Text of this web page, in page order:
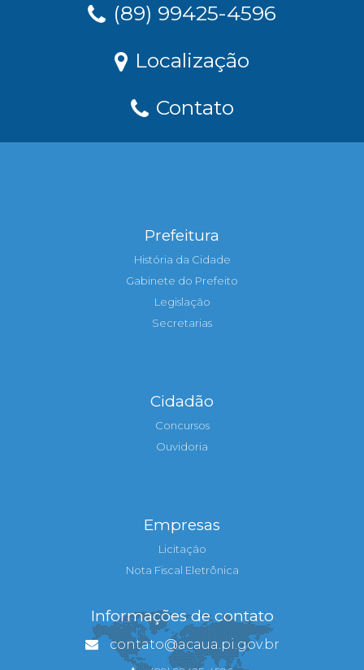
(89) 99425-4596
Localização
Contato
Prefeitura
História da Cidade
Gabinete do Prefeito
Legislação
Secretarias
Cidadão
Concursos
Ouvidoria
Empresas
Licitação
Nota Fiscal Eletrônica
Informações de contato
contato@acaua.pi.gov.br